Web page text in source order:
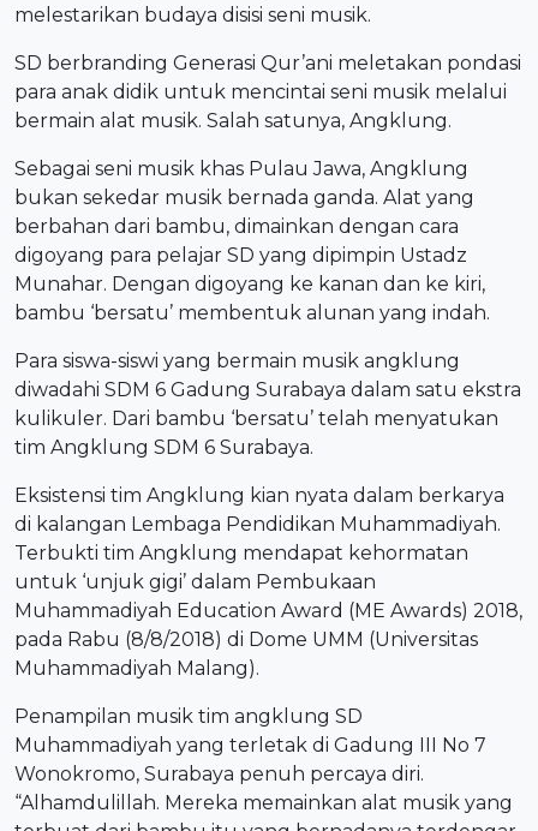
melestarikan budaya disisi seni musik.
SD berbranding Generasi Qur’ani meletakan pondasi
para anak didik untuk mencintai seni musik melalui
bermain alat musik. Salah satunya, Angklung.
Sebagai seni musik khas Pulau Jawa, Angklung
bukan sekedar musik bernada ganda. Alat yang
berbahan dari bambu, dimainkan dengan cara
digoyang para pelajar SD yang dipimpin Ustadz
Munahar. Dengan digoyang ke kanan dan ke kiri,
bambu ‘bersatu’ membentuk alunan yang indah.
Para siswa-siswi yang bermain musik angklung
diwadahi SDM 6 Gadung Surabaya dalam satu ekstra
kulikuler. Dari bambu ‘bersatu’ telah menyatukan
tim Angklung SDM 6 Surabaya.
Eksistensi tim Angklung kian nyata dalam berkarya
di kalangan Lembaga Pendidikan Muhammadiyah.
Terbukti tim Angklung mendapat kehormatan
untuk ‘unjuk gigi’ dalam Pembukaan
Muhammadiyah Education Award (ME Awards) 2018,
pada Rabu (8/8/2018) di Dome UMM (Universitas
Muhammadiyah Malang).
Penampilan musik tim angklung SD
Muhammadiyah yang terletak di Gadung III No 7
Wonokromo, Surabaya penuh percaya diri.
“Alhamdulillah. Mereka memainkan alat musik yang